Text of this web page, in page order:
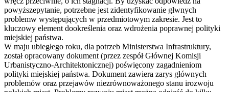
powyższepytanie, potrzebne jest zidentyfikowanie głwnych
problemw występujących w przedmiotowym zakresie. Jest to
kluczowy element dookreślenia oraz wdrożenia poprawnej polityki
miejskiej państwa.
W maju ubiegłego roku, dla potrzeb Ministerstwa Infrastruktury,
został opracowany dokument (przez zespół Głównej Komisji
Urbanistyczno-Architektonicznej) poświęcony zagadnieniom
polityki miejskiej państwa. Dokument zawiera zarys głównych
problemów oraz przejawów niezrównoważonego stanu irozwoju